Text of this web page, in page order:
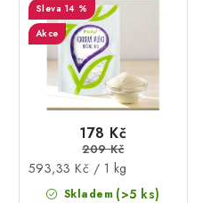
14 %
Akce
Skladem (>5 ks)
178 Kč
209 Kč
Měrná
cena:
593,33 Kč / 1 kg